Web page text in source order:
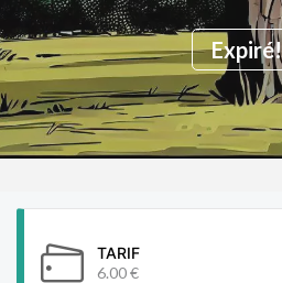
Expiré!
TARIF
6.00 €